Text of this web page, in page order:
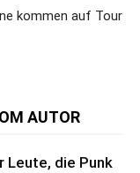
kommen auf Tour
AUTOR
Leute, die Punk